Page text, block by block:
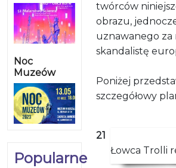
Noc
Muzeów
Popularne
twórców
obrazu,
uznawanego za
skandalistę
Poniżej
szczegółowy
Łowca Trolli
21